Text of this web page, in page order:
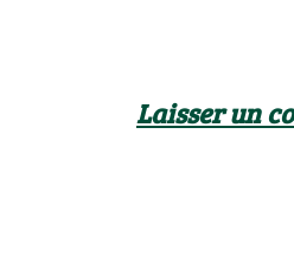
Laisser un